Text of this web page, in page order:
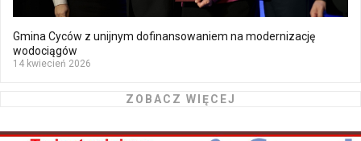
Gmina Cyców z unijnym dofinansowaniem na modernizację
wodociągów
14 kwiecień 2026
ZOBACZ WIĘCEJ